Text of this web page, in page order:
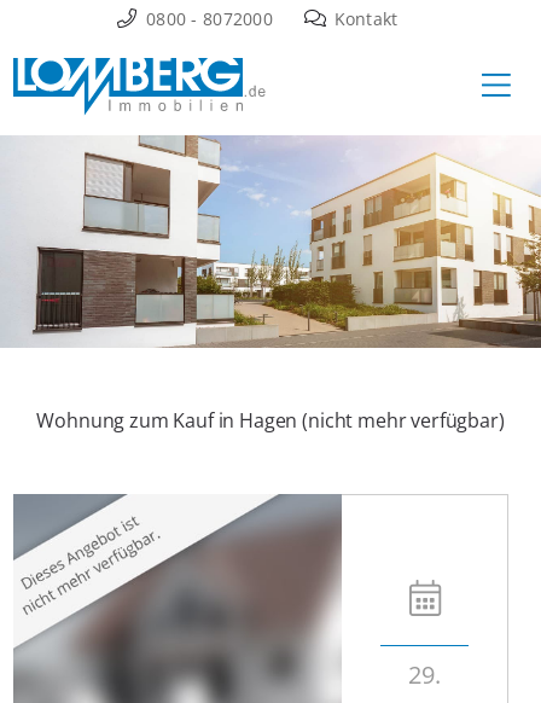
Inhalt
springen
0800 - 8072000 Kontakt
Wohnung zum Kauf in Hagen (nicht mehr verfügbar)
29.